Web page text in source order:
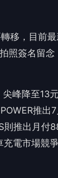
移，目前
照簽名留念
峰降至13
推出
則推出月付
充電市場競